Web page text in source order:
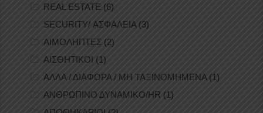
REAL ESTATE (6)
SECURITY/ ΑΣΦΑΛΕΙΑ(3)
ΑΙΜΟΛΗΠΤΕΣ (2)
ΑΙΣΘΗΤΙΚΟΙ (1)
ΑΛΛΑ / ΔΙΑΦΟΡΑ / ΜΗ ΤΑΞΙΝΟΜΗΜΕΝΑ(1)
ΑΝΘΡΩΠΙΝΟ ΔΥΝΑΜΙΚΟ/HR (1)